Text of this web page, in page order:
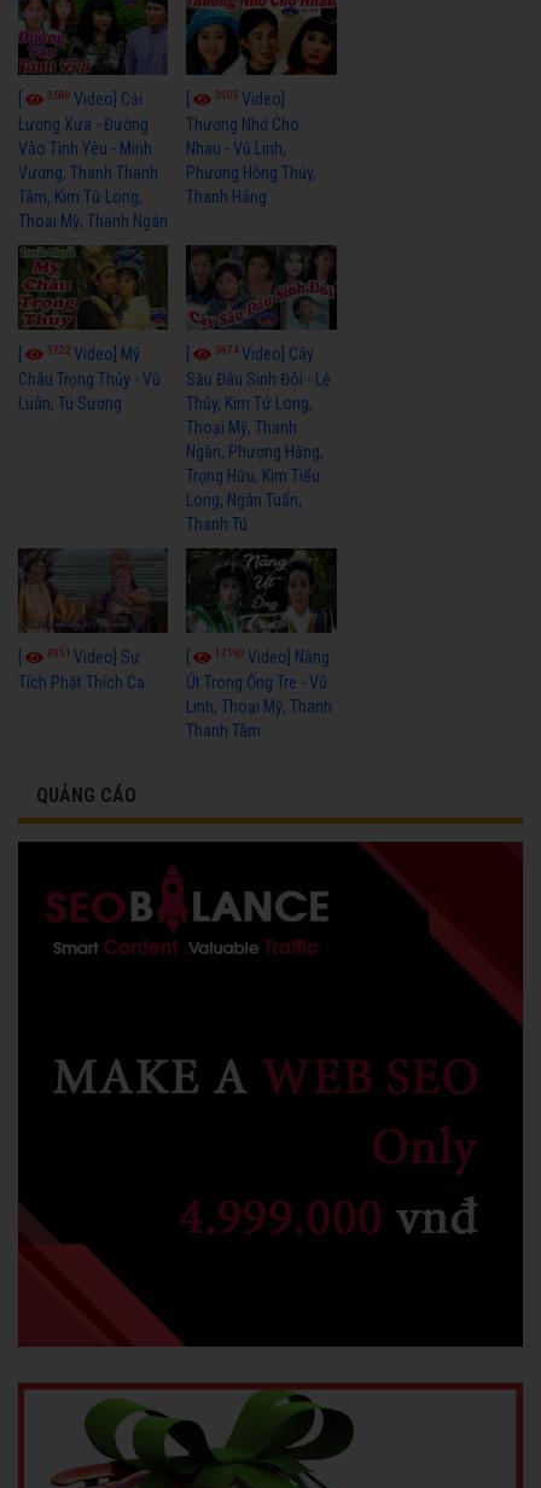
3680 Video] Cải
Lương Xưa - Đường
Vào Tình Yêu - Minh
Vương, Thanh Thanh
Tâm, Kim Tử Long,
Thoại Mỹ, Thanh Ngân
3505Video]
Thương Nhớ Cho
Nhau - Vũ Linh,
Phương Hồng Thủy,
Thanh Hằng
3722 Video] Mỹ
Châu Trọng Thủy - Vũ
Luân, Tú Sương
3874Video] Cây
Sầu Đâu Sinh Đôi - Lệ
Thủy, Kim Tử Long,
Thoại Mỹ, Thanh
Ngân, Phượng Hằng,
Trọng Hữu, Kim Tiểu
Long, Ngân Tuấn,
Thanh Tú
[ 3951 Video] Sự
Tích Phật Thích Ca
[ 12190Video] Nàng
Út Trong Ống Tre - Vũ
Linh, Thoại Mỹ, Thanh
Thanh Tâm
QUẢNG CÁO